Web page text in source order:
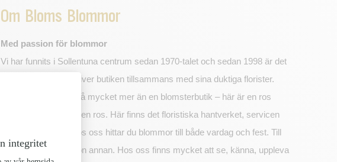
Om Bloms Blommor
Med passion för blommor
Vi har funnits i Sollentuna centrum sedan 1970-talet och sedan 1998 är det
Anette Strahl som driver butiken tillsammans med sina duktiga florister.
Bloms Blommor är så mycket mer än en blomsterbutik – här är en ros
mycket mer än bara en ros. Här finns det floristiska hantverket, servicen
och inspirationen. Hos oss hittar du blommor till både vardag och fest. Till
dig själv eller till någon annan. Hos oss finns mycket att se, känna, uppleva